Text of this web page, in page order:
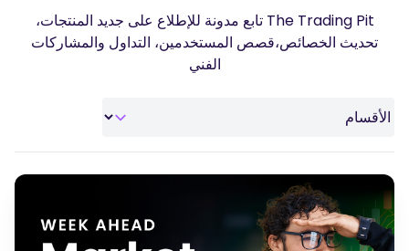
قصص النجاح
الأدواتالتعليمية
المدونة
الكتب الالكترونية
ندوات عبر الإنترنت
من نحن
مركز المساعدة
صفحة الشراكه
TR
The Trading Pit تابع مدونة للإطلاع على جديد المنتجات،
تحديث الخصائص،قصص المستخدمين، التداول والمشاركات
الفني